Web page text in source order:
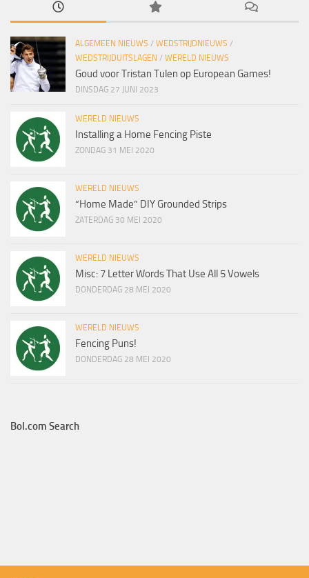
ALGEMEEN NIEUWS / WEDSTRIJDNIEUWS /
WEDSTRIJDUITSLAGEN / WERELD NIEUWS
Goud voor Tristan Tulen op European Games!
DINSDAG 27 JUNI 2023
WERELD NIEUWS
Installing a Home Fencing Piste
ZONDAG 31 MEI 2020
WERELD NIEUWS
“Home Made” DIY Grounded Strips
ZATERDAG 30 MEI 2020
WERELD NIEUWS
Misc: 7 Letter Words That Use All 5 Vowels
DONDERDAG 28 MEI 2020
WERELD NIEUWS
Fencing Puns!
DONDERDAG 28 MEI 2020
Bol.com Search